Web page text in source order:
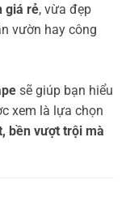
giá rẻ, vừa đẹp
vườn hay công
sẽ giúp bạn hiểu
xem là lựa chọn
bền vượt trội mà